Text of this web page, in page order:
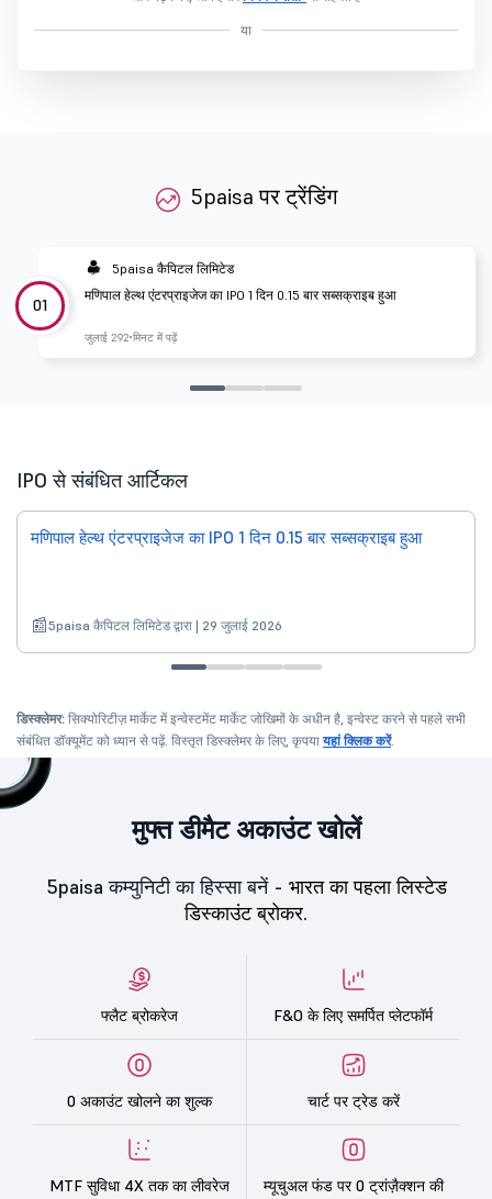
या
5paisa पर ट्रेंडिंग
01
5paisa कैपिटल लिमिटेड
मणिपाल हेल्थ एंटरप्राइजेज का IPO 1 दिन 0.15 बार सब्सक्राइब हुआ
जुलाई 292 मिनट में पढ़ें
IPO से संबंधित आर्टिकल
मणिपाल हेल्थ एंटरप्राइजेज का IPO 1 दिन 0.15 बार सब्सक्राइब हुआ
5paisa कैपिटल लिमिटेड द्वारा | 29 जुलाई 2026
डिस्क्लेमर: सिक्योरिटीज़ मार्केट में इन्वेस्टमेंट मार्केट जोखिमों के अधीन है, इन्वेस्ट करने से पहले सभी
संबंधित डॉक्यूमेंट को ध्यान से पढ़ें. विस्तृत डिस्क्लेमर के लिए, कृपयायहां क्लिक करें.
मुफ्त डीमैट अकाउंट खोलें
5paisa कम्युनिटी का हिस्सा बनें - भारत का पहला लिस्टेड
डिस्काउंट ब्रोकर.
फ्लैट ब्रोकरेज F&O के लिए समर्पित प्लेटफॉर्म
0 अकाउंट खोलने का शुल्क चार्ट पर ट्रेड करें
MTF सुविधा 4X तक का लीवरेज
म्यूचुअल फंड पर 0 ट्रांज़ैक्शन की